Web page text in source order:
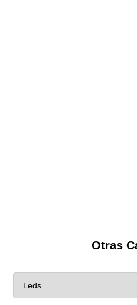
Otras